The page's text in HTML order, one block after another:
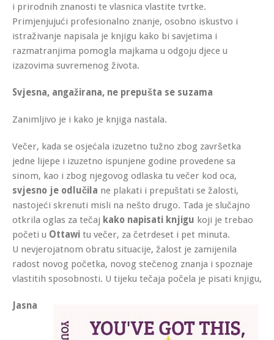
i prirodnih znanosti te vlasnica vlastite tvrtke.
Primjenjujući profesionalno znanje, osobno iskustvo i
istraživanje napisala je knjigu kako bi savjetima i
razmatranjima pomogla majkama u odgoju djece u
izazovima suvremenog života.
Svjesna, angažirana, ne prepušta se suzama
Zanimljivo je i kako je knjiga nastala.
Večer, kada se osjećala izuzetno tužno zbog završetka
jedne lijepe i izuzetno ispunjene godine provedene sa
sinom, kao i zbog njegovog odlaska tu večer kod oca,
svjesno je odlučila ne plakati i prepuštati se žalosti,
nastojeći skrenuti misli na nešto drugo. Tada je slučajno
otkrila oglas za tečaj kako napisati knjigu koji je trebao
početi u Ottawi tu večer, za četrdeset i pet minuta.
U nevjerojatnom obratu situacije, žalost je zamijenila
radost novog početka, novog stečenog znanja i spoznaje
vlastitih sposobnosti. U tijeku tečaja počela je pisati knjigu,
Jasna